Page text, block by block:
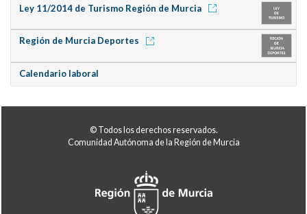
Ley 11/2014 de Turismo Región de Murcia
Región de Murcia Deportes
Calendario laboral
© Todos los derechos reservados.
Comunidad Autónoma de la Región de Murcia